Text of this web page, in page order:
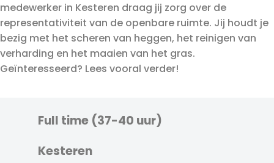
medewerker in Kesteren draag jij zorg over de
representativiteit van de openbare ruimte. Jij houdt je
bezig met het scheren van heggen, het reinigen van
verharding en het maaien van het gras.
Geïnteresseerd? Lees vooral verder!
Full time (37-40 uur)
Kesteren